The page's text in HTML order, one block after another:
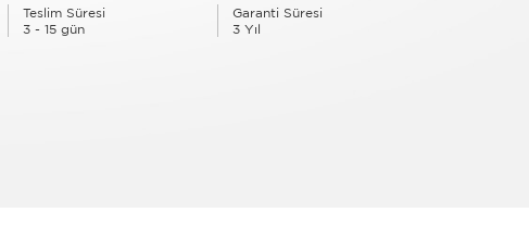
Teslim Süresi
3 - 15 gün
Garanti Süresi
3 Yıl